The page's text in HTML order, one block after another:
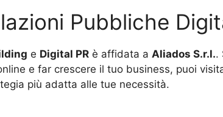
Pubbliche
e Digital PR è affidata a Aliados S.r.l..
e far crescere il tuo business, puoi
più adatta alle tue necessità.